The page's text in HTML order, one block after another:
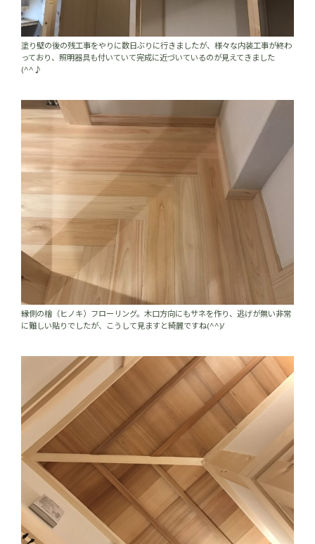
塗り壁の後の残工事をやりに数日ぶりに行きましたが、様々な内装工事が終わ
っており、照明器具も付いていて完成に近づいているのが見えてきました
(^^♪
縁側の檜（ヒノキ）フローリング。木口方向にもサネを作り、逃げが無い非常
に難しい貼りでしたが、こうして見ますと綺麗ですね(^^)/